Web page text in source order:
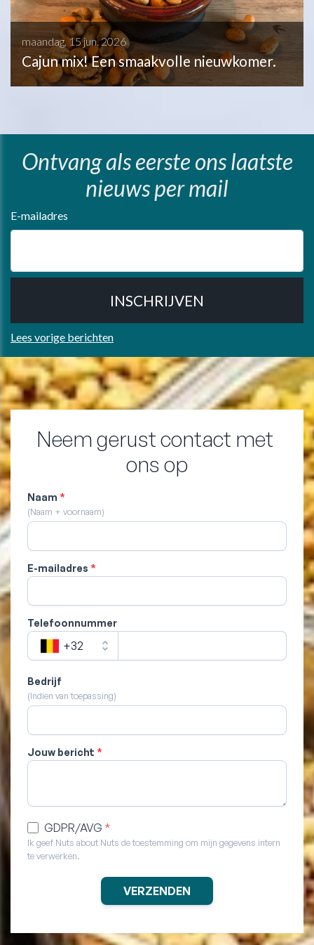
maandag, 15 jun. 2026
Cajun mix! Een smaakvolle nieuwkomer.
Ontvang als eerste ons laatste
nieuws per mail
E-mailadres
Lees vorige berichten